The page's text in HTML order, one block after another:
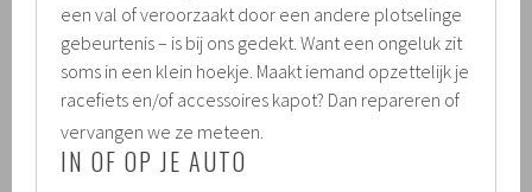
een val of veroorzaakt door een andere plotselinge
gebeurtenis – is bij ons gedekt. Want een ongeluk zit
soms in een klein hoekje. Maakt iemand opzettelijk je
racefiets en/of accessoires kapot? Dan repareren of
vervangen we ze meteen.
IN OF OP JE AUTO